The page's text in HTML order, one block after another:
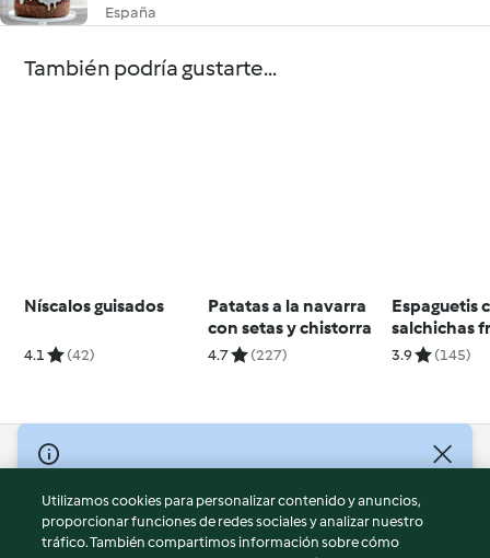
España
También podría gustarte...
Níscalos guisados
4.1 (42)
Patatas a la navarra
con setas y chistorra
4.7 (227)
Espaguetis
salchichas
pimiento
3.9 (145)
© Copyright 2026
Términos de uso
Política de privacidad
Utilizamos cookies para personalizar contenido y anuncios,
proporcionar funciones de redes sociales y analizar nuestro
tráfico. También compartimos información sobre cómo